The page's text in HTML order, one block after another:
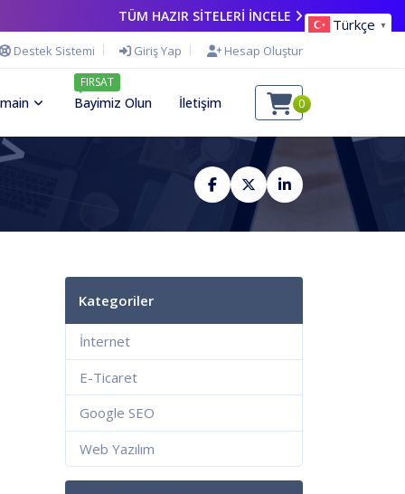
TÜM HAZIR SİTELERİ İNCELE
Destek Sistemi Giriş Yap Hesap Oluştur
FIRSAT
Bayimiz Olun İletişim 0
Kategoriler
İnternet
E-Ticaret
Google SEO
Web Yazılım
Türkçe ▼